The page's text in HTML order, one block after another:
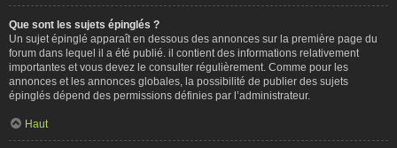
Que sont les sujets épinglés ?
Un sujet épinglé apparaît en dessous des annonces sur la première page du
forum dans lequel il a été publié. il contient des informations relativement
importantes et vous devez le consulter régulièrement. Comme pour les
annonces et les annonces globales, la possibilité de publier des sujets
épinglés dépend des permissions définies par l’administrateur.
Haut